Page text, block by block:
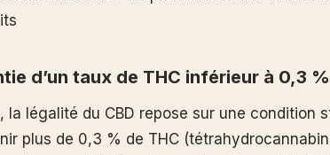
d’un taux de THC inférieur à 0,3 %
la légalité du CBD repose sur une condition
plus de 0,3 % de THC